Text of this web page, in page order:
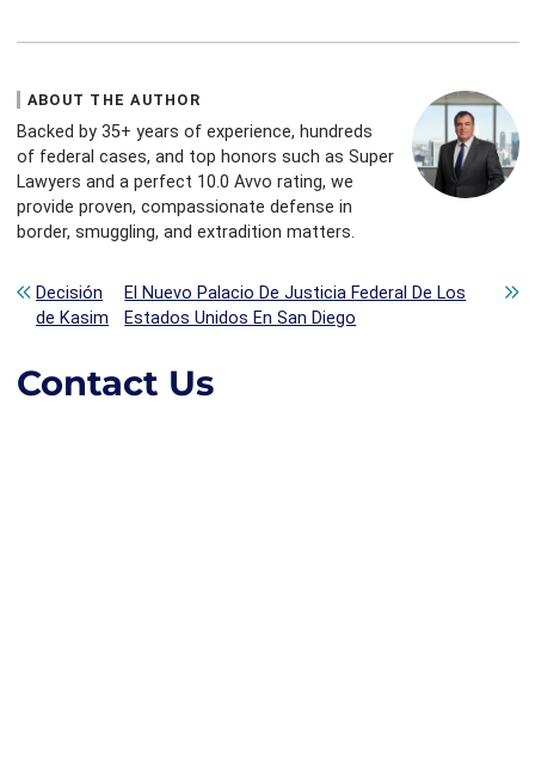
ABOUT THE AUTHOR
Backed by 35+ years of experience, hundreds
of federal cases, and top honors such as Super
Lawyers and a perfect 10.0 Avvo rating, we
provide proven, compassionate defense in
border, smuggling, and extradition matters.
Post navigation
Decisión
de Kasim
El Nuevo Palacio De Justicia Federal De Los
Estados Unidos En San Diego
Contact Us